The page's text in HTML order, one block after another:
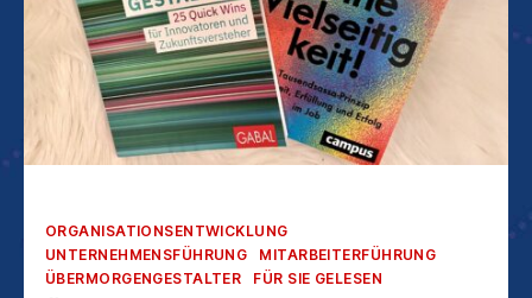
Kategorien
ORGANISATIONSENTWICKLUNG
UNTERNEHMENSFÜHRUNG
MITARBEITERFÜHRUNG
ÜBERMORGENGESTALTER
FÜR SIE GELESEN